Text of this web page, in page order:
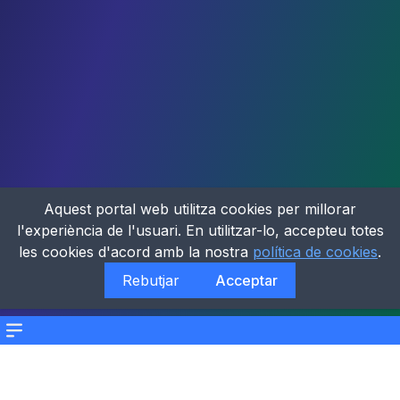
Menu
Aquest portal web utilitza cookies per millorar
l'experiència de l'usuari. En utilitzar-lo, accepteu totes
les cookies d'acord amb la nostra política de cookies.
Rebutjar
Acceptar